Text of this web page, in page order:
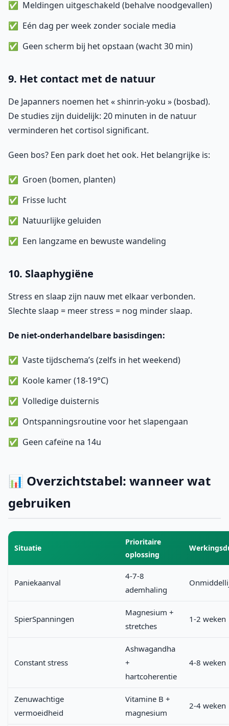
Meldingen uitgeschakeld (behalve noodgevallen)
Eén dag per week zonder sociale media
Geen scherm bij het opstaan (wacht 30 min)
9. Het contact met de natuur
De Japanners noemen het « shinrin-yoku » (bosbad).
De studies zijn duidelijk: 20 minuten in de natuur
verminderen het cortisol significant.
Geen bos? Een park doet het ook. Het belangrijke is:
Groen (bomen, planten)
Frisse lucht
Natuurlijke geluiden
Een langzame en bewuste wandeling
10. Slaaphygiëne
Stress en slaap zijn nauw met elkaar verbonden.
Slechte slaap = meer stress = nog minder slaap.
De niet-onderhandelbare basisdingen:
Vaste tijdschema’s (zelfs in het weekend)
Koole kamer (18-19°C)
Volledige duisternis
Ontspanningsroutine voor het slapengaan
Geen cafeïne na 14u
📊 Overzichtstabel: wanneer wat
gebruiken
Situatie
Prioritaire
oplossing
Paniekaanval
4-7-8
ademhaling
SpierSpanningen
Magnesium +
stretches
1-2 weken
Constant stress
Ashwagandha
+
hartcoherentie
4-8 weken
Zenuwachtige
vermoeidheid
Vitamine B +
magnesium
2-4 weken